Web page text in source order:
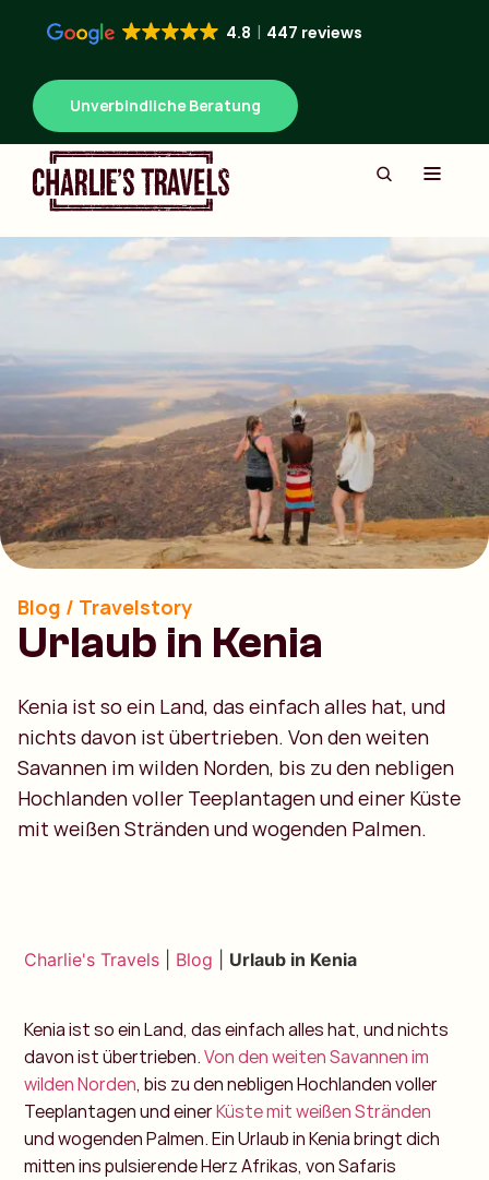
4.8 447 reviews
Unverbindliche Beratung
Blog / Travelstory
Urlaub in Kenia
Kenia ist so ein Land, das einfach alles hat, und
nichts davon ist übertrieben. Von den weiten
Savannen im wilden Norden, bis zu den nebligen
Hochlanden voller Teeplantagen und einer Küste
mit weißen Stränden und wogenden Palmen.
Charlie's Travels Blog Urlaub in Kenia
Kenia ist so ein Land, das einfach alles hat, und nichts
davon ist übertrieben.Von den weiten Savannen im
wilden Norden, bis zu den nebligen Hochlanden voller
Teeplantagen und einerKüste mit weißen Stränden
und wogenden Palmen. Ein Urlaub in Kenia bringt dich
mitten ins pulsierende Herz Afrikas, von Safaris